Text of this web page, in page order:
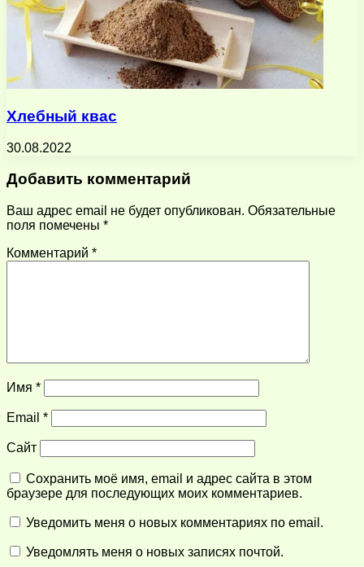
Хлебный квас
30.08.2022
Добавить комментарий
Ваш адрес email не будет опубликован. Обязательные
поля помечены *
Комментарий *
Имя *
Email *
Сайт
Сохранить моё имя, email и адрес сайта в этом
браузере для последующих моих комментариев.
Уведомить меня о новых комментариях по email.
Уведомлять меня о новых записях почтой.